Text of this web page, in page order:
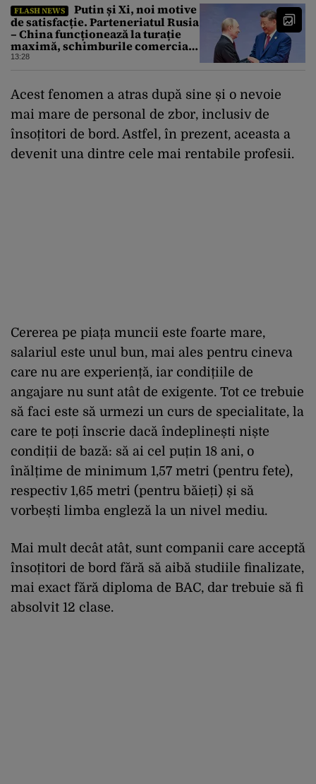
FLASH NEWS
Putin și Xi, noi motive
de satisfacție. Parteneriatul Rusia
– China funcționează la turație
maximă, schimburile comerciale
ating niveluri record
13:28
Acest fenomen a atras după sine și o nevoie
mai mare de personal de zbor, inclusiv de
însoțitori de bord. Astfel, în prezent, aceasta a
devenit una dintre cele mai rentabile profesii.
Cererea pe piața muncii este foarte mare,
salariul este unul bun, mai ales pentru cineva
care nu are experiență, iar condițiile de
angajare nu sunt atât de exigente. Tot ce trebuie
să faci este să urmezi un curs de specialitate, la
care te poți înscrie dacă îndeplinești niște
condiții de bază: să ai cel puțin 18 ani, o
înălțime de minimum 1,57 metri (pentru fete),
respectiv 1,65 metri (pentru băieți) și să
vorbești limba engleză la un nivel mediu.
Mai mult decât atât, sunt companii care acceptă
însoțitori de bord fără să aibă studiile finalizate,
mai exact fără diploma de BAC, dar trebuie să fi
absolvit 12 clase.